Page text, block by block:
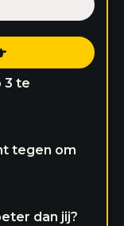
3 te
tegen om
dan jij?